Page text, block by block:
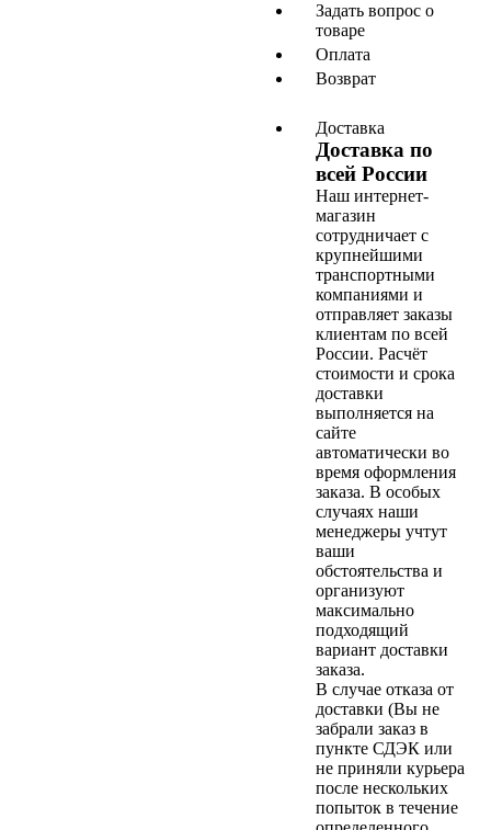
Задать вопрос о
товаре
Оплата
Возврат
Доставка
Доставка по
всей России
Наш интернет-
магазин
сотрудничает с
крупнейшими
транспортными
компаниями и
отправляет заказы
клиентам по всей
России. Расчёт
стоимости и срока
доставки
выполняется на
сайте
автоматически во
время оформления
заказа. В особых
случаях наши
менеджеры учтут
ваши
обстоятельства и
организуют
максимально
подходящий
вариант доставки
заказа.
В случае отказа от
доставки (Вы не
забрали заказ в
пункте СДЭК или
не приняли курьера
после нескольких
попыток в течение